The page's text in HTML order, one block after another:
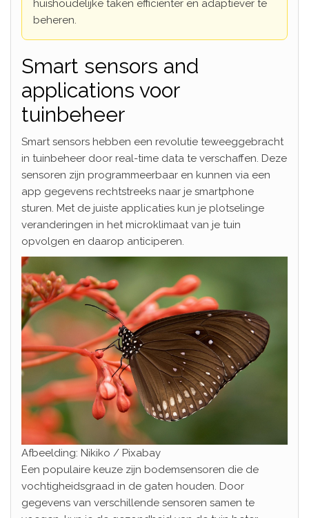
huishoudelijke taken efficiënter en adaptiever te
beheren.
Smart sensors and
applications voor
tuinbeheer
Smart sensors hebben een revolutie teweeggebracht
in tuinbeheer door real-time data te verschaffen. Deze
sensoren zijn programmeerbaar en kunnen via een
app gegevens rechtstreeks naar je smartphone
sturen. Met de juiste applicaties kun je plotselinge
veranderingen in het microklimaat van je tuin
opvolgen en daarop anticiperen.
Afbeelding: Nikiko / Pixabay
Een populaire keuze zijn bodemsensoren die de
vochtigheidsgraad in de gaten houden. Door
gegevens van verschillende sensoren samen te